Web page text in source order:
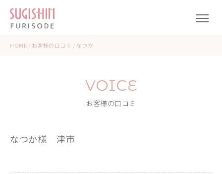
HOME / お客様の口コミ / なつか
VOICE
お客様の口コミ
なつか様 津市